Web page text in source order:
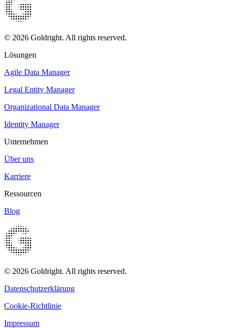
© 2026 Goldright. All rights reserved.
Lösungen
Agile Data Manager
Legal Entity Manager
Organizational Data Manager
Identity Manager
Unternehmen
Über uns
Karriere
Ressourcen
Blog
© 2026 Goldright. All rights reserved.
Datenschutzerklärung
Cookie-Richtlinie
Impressum